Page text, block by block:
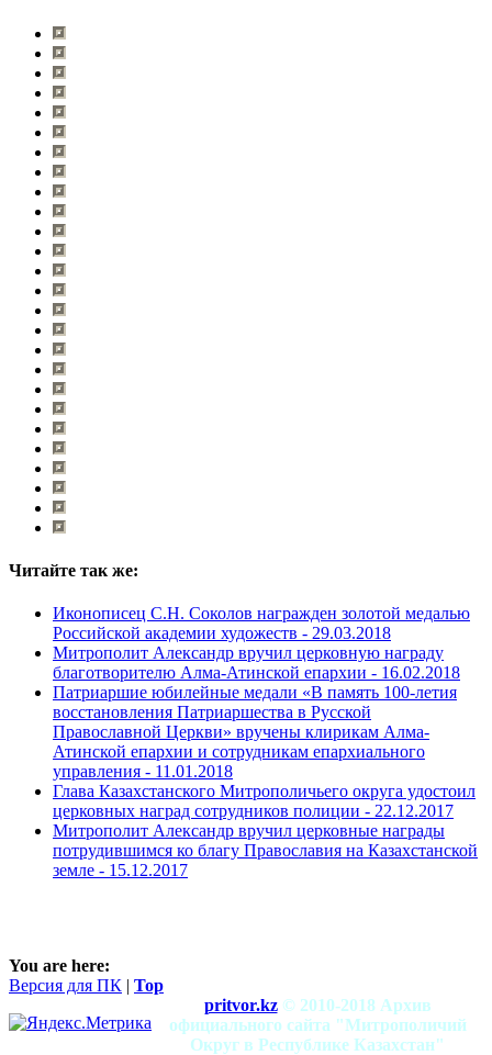
Читайте так же:
Иконописец С.Н. Соколов награжден золотой медалью
Российской академии художеств - 29.03.2018
Митрополит Александр вручил церковную награду
благотворителю Алма-Атинской епархии - 16.02.2018
Патриаршие юбилейные медали «В память 100-летия
восстановления Патриаршества в Русской
Православной Церкви» вручены клирикам Алма-
Атинской епархии и сотрудникам епархиального
управления - 11.01.2018
Глава Казахстанского Митрополичьего округа удостоил
церковных наград сотрудников полиции - 22.12.2017
Митрополит Александр вручил церковные награды
потрудившимся ко благу Православия на Казахстанской
земле - 15.12.2017
You are here:
Версия для ПК | Top
pritvor.kz © 2010-2018 Архив
официального сайта "Митрополичий
Округ в Республике Казахстан"